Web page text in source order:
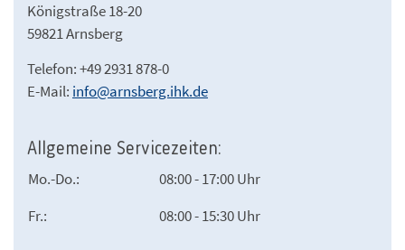
Königstraße 18-20
59821 Arnsberg
Telefon: +49 2931 878-0
E-Mail: info@arnsberg.ihk.de
Allgemeine Servicezeiten:
Mo.-Do.:
08:00 - 17:00 Uhr
Fr.:
08:00 - 15:30 Uhr